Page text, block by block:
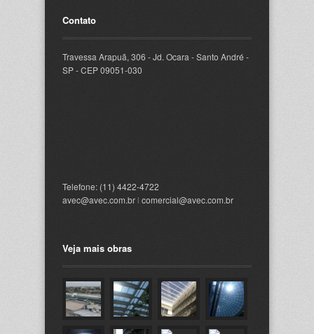
Contato
Travessa Arapuã, 306 - Jd. Ocara - Santo André -
SP - CEP 09051-030
Telefone: (11) 4422-4722
avec@avec.com.br l comercial@avec.com.br
Veja mais obras